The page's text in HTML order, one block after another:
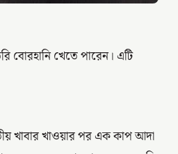
বোরহানি খেতে পারেন। এটি
খাবার খাওয়ার পর এক কাপ আদা